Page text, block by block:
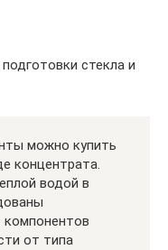
стекла и
можно купить
концентрата.
водой в
от типа